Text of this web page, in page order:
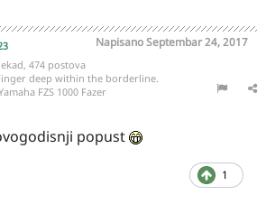
NapisanoSeptembar 24, 2017
474 postova
deep within the borderline.
FZS 1000 Fazer
popust
1